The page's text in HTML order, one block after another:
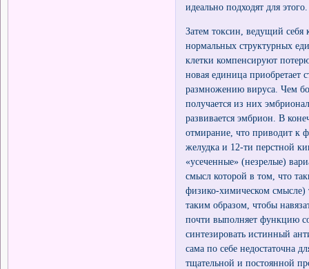
идеально подходят для этого.
Затем токсин, ведущий
нормальных структурных
клетки компенсируют
новая единица приобретает
размножению вируса. Чем
получается из них
развивается эмбрион. В
отмирание, что приводит к
желудка и 12-ти перстной
«усеченные» (незрелые)
смысл которой в том, что
физико-химическом смысле)
таким образом, чтобы
почти выполняет функцию
синтезировать истинный
сама по себе недостаточна
тщательной и постоянной